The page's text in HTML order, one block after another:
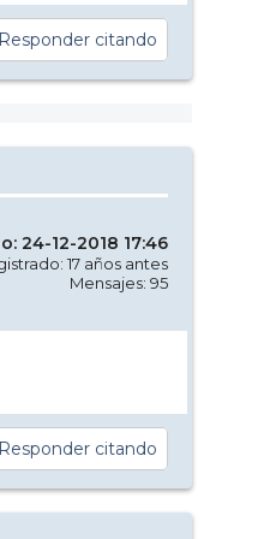
Responder citando
24-12-2018 17:46
17 años antes
Mensajes: 95
Responder citando